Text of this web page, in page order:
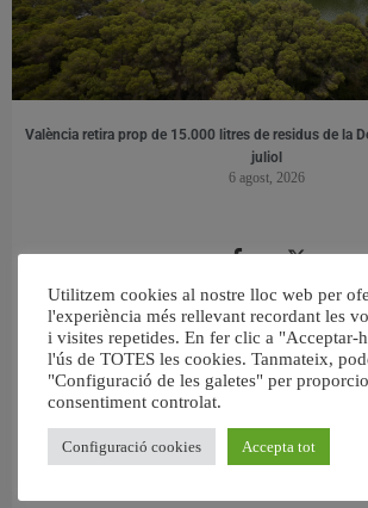
València retira prop de 15.000 litres de residus de la
juliol
6 agost, 2026
Utilitzem cookies al nostre lloc web per
l'experiència més rellevant recordant les
i visites repetides. En fer clic a "Acceptar-
l'ús de TOTES les cookies. Tanmateix,
"Configuració de les galetes" per
consentiment controlat.
Configuració cookies Accepta tot